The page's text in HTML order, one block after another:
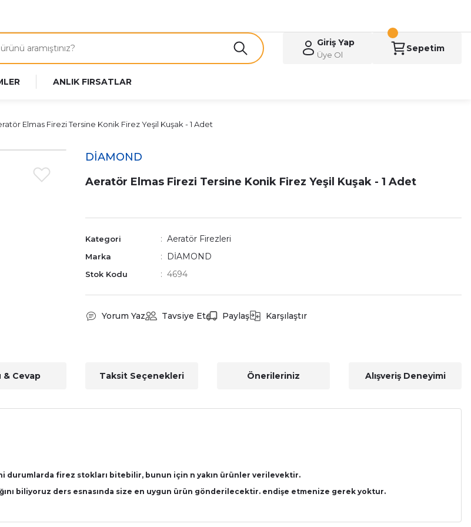
Giriş Yap
Üye Ol
Sepetim
ANLIK FIRSATLAR
Elmas Firezi Tersine Konik Firez Yeşil Kuşak - 1 Adet
DİAMOND
Aeratör Elmas Firezi Tersine Konik Firez Yeşil Kuşak - 1 Adet
Kategori Aeratör Firezleri
Marka DİAMOND
Stok Kodu 4694
Yorum Yaz Tavsiye Et Paylaş Karşılaştır
& Cevap Taksit Seçenekleri Önerileriniz Alışveriş Deneyimi
firez stokları bitebilir, bunun için n yakın ürünler verilevektir.
biliyoruz ders esnasında size en uygun ürün gönderilecektir. endişe etmenize gerek yoktur.